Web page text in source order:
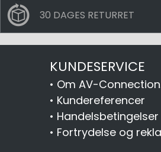
30 DAGES RETURRET
KUNDESERVICE
• Om AV-
• Kundereferencer
• Handelsbetingelser
• Fortrydelse og